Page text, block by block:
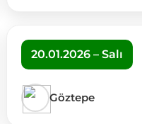
20.01.2026 – Salı
Göztepe